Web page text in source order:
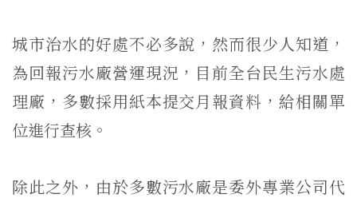
城市治水的好處不必多說，然而很少人知道，
為回報污水廠營運現況，目前全台民生污水處
理廠，多數採用紙本提交月報資料，給相關單
位進行查核。
除此之外，由於多數污水廠是委外專業公司代